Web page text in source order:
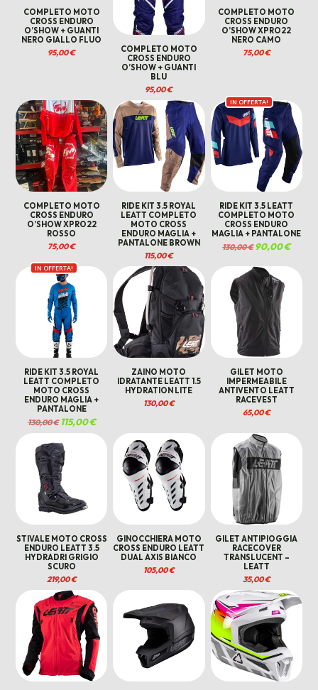
COMPLETO MOTO
CROSS ENDURO
O’SHOW + GUANTI
NERO GIALLO FLUO
95,00€
COMPLETO MOTO
CROSS ENDURO
O’SHOW + GUANTI
BLU
95,00€
COMPLETO MOTO
CROSS ENDURO
O’SHOW XPRO22
NERO CAMO
75,00€
COMPLETO MOTO
CROSS ENDURO
O’SHOW XPRO22
ROSSO
75,00€
RIDE KIT 3.5 ROYAL
LEATT COMPLETO
MOTO CROSS
ENDURO MAGLIA +
PANTALONE BROWN
115,00€
IN OFFERTA!
RIDE KIT 3.5 LEATT
COMPLETO MOTO
CROSS ENDURO
MAGLIA + PANTALONE
130,00€ Il
prezzo
era:
130,00 €.
90,00€Il
prezzo
è:
90,00
IN OFFERTA!
RIDE KIT 3.5 ROYAL
LEATT COMPLETO
MOTO CROSS
ENDURO MAGLIA +
PANTALONE
130,00€Il
prezzo
originale
era:
130,00 €.
115,00€Il
prezzo
attuale
115,00 €.
ZAINO MOTO
IDRATANTE LEATT 1.5
HYDRATION LITE
130,00€
GILET MOTO
IMPERMEABILE
ANTIVENTO LEATT
RACEVEST
65,00€
STIVALE MOTO CROSS
ENDURO LEATT 3.5
HYDRADRI GRIGIO
SCURO
219,00€
GINOCCHIERA MOTO
CROSS ENDURO LEATT
DUAL AXIS BIANCO
105,00€
GILET ANTIPIOGGIA
RACECOVER
TRANSLUCENT –
LEATT
35,00€